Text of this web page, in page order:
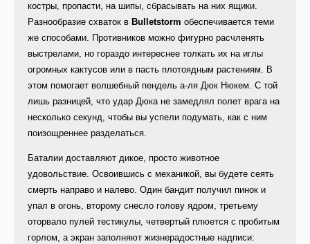
костры, пропасти, на шипы, сбрасывать на них ящики.
Разнообразие схваток в Bulletstorm обеспечивается теми
же способами. Противников можно фигурно расчленять
выстрелами, но гораздо интереснее толкать их на иглы
огромных кактусов или в пасть плотоядным растениям. В
этом помогает волшебный пендель а-ля Дюк Нюкем. С той
лишь разницей, что удар Дюка не замедлял полет врага на
несколько секунд, чтобы вы успели подумать, как с ним
поизощреннее разделаться.
Баталии доставляют дикое, просто животное
удовольствие. Освоившись с механикой, вы будете сеять
смерть направо и налево. Один бандит получил пинок и
упал в огонь, второму снесло голову ядром, третьему
оторвало пулей тестикулы, четвертый плюется с пробитым
горлом, а экран заполняют жизнерадостные надписи: